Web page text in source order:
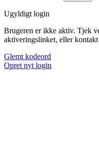
Ugyldigt login
Brugeren er ikke aktiv. Tjek
aktiveringslinket, eller
Glemt kodeord
Opret nyt login